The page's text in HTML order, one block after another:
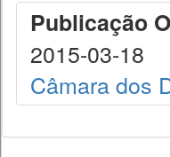
Publicação
2015-03-18
Câmara dos